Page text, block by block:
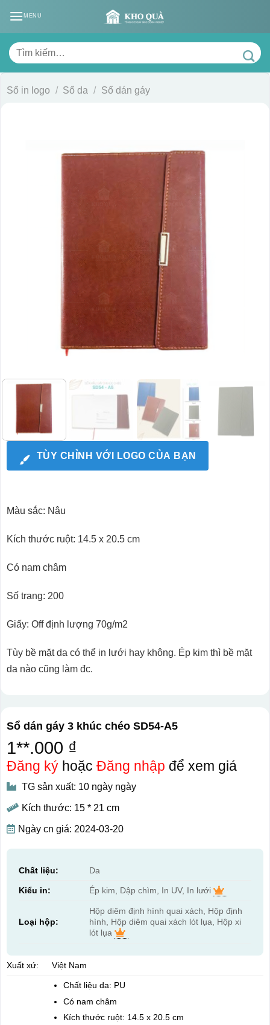
MENU
Tìm
kiếm:
Sổ in logo / Sổ da / Sổ dán gáy
TÙY CHỈNH VỚI LOGO CỦA BẠN
Màu sắc: Nâu
Kích thước ruột: 14.5 x 20.5 cm
Có nam châm
Số trang: 200
Giấy: Off định lượng 70g/m2
Tùy bề mặt da có thể in lưới hay không. Ép kim thì bề mặt
da nào cũng làm đc.
Sổ dán gáy 3 khúc chéo SD54-A5
1**.000 ₫
Đăng kýhoặc Đăng nhập để xem giá
TG sản xuất: 10 ngày ngày
Kích thước: 15 * 21 cm
Ngày cn giá: 2024-03-20
Chất liệu: Da
Kiểu in: Ép kim, Dập chìm, In UV, In lưới
Loại hộp:
Hộp diêm định hình quai xách, Hộp định
hình, Hộp diêm quai xách lót lụa, Hộp xi
lót lụa
Xuất xứ: Việt Nam
Chất liệu da: PU
Có nam châm
Kích thước ruột: 14.5 x 20.5 cm